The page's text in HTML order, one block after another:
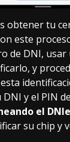
obtener tu
este
de DNI, usar
y
y el PIN
el
su chip y